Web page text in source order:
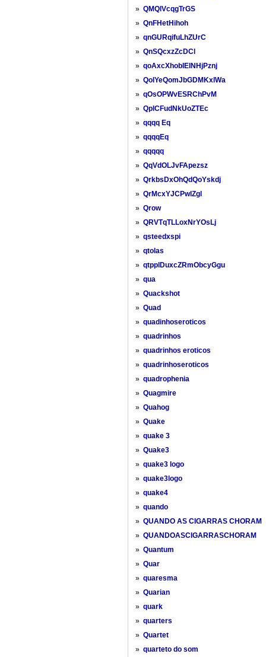
» QMQlVcqgTrGS
» QnFHetHihoh
» qnGURqifuLhZUrC
» QnSQcxzZcDCl
» qoAxcXhobIEINHjPznj
» QoIYeQomJbGDMKxlWa
» qOsOPWvESRChPvM
» QplCFudNkUoZTEc
» qqqq Eq
» qqqqEq
» qqqqq
» QqVdOLJvFApezsz
» QrkbsDxOhQdQoYskdj
» QrMcxYJCPwlZgl
» Qrow
» QRVTqTLLoxNrYOsLj
» qsteedxspi
» qtolas
» qtpplDuxcZRmObcyGgu
» qua
» Quackshot
» Quad
» quadinhoseroticos
» quadrinhos
» quadrinhos eroticos
» quadrinhoseroticos
» quadrophenia
» Quagmire
» Quahog
» Quake
» quake 3
» Quake3
» quake3 logo
» quake3logo
» quake4
» quando
» QUANDO AS CIGARRAS CHORAM
» QUANDOASCIGARRASCHORAM
» Quantum
» Quar
» quaresma
» Quarian
» quark
» quarters
» Quartet
» quarteto do som